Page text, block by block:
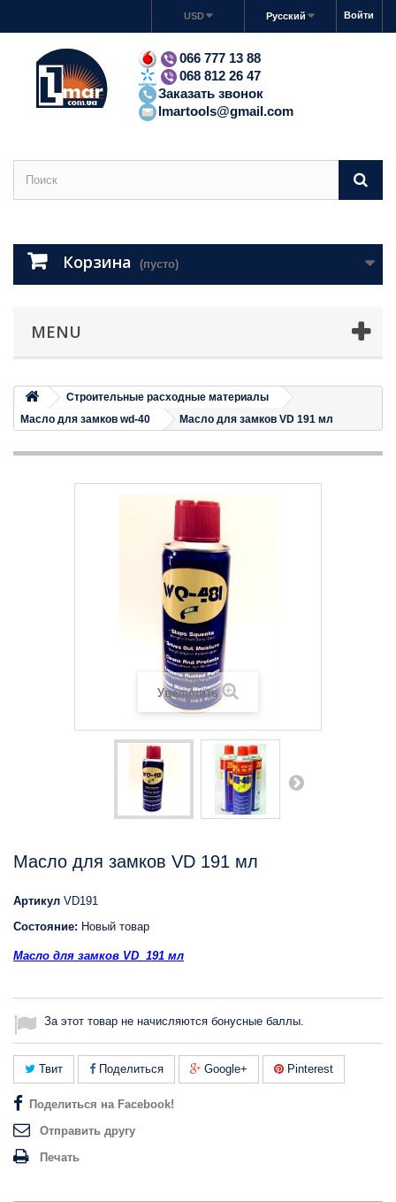
Войти
Русский
USD
066 777 13 88
068 812 26 47
Заказать звонок
lmartools@gmail.com
Корзина (пусто)
MENU
Строительные расходные материалы
Масло для замков wd-40
Масло для замков VD 191 мл
Увеличить
Масло для замков VD 191 мл
Артикул VD191
Состояние: Новый товар
Масло для замков VD 191 мл
За этот товар не начисляются бонусные баллы.
Твит Поделиться Google+ Pinterest
Поделиться на Facebook!
Отправить другу
Печать